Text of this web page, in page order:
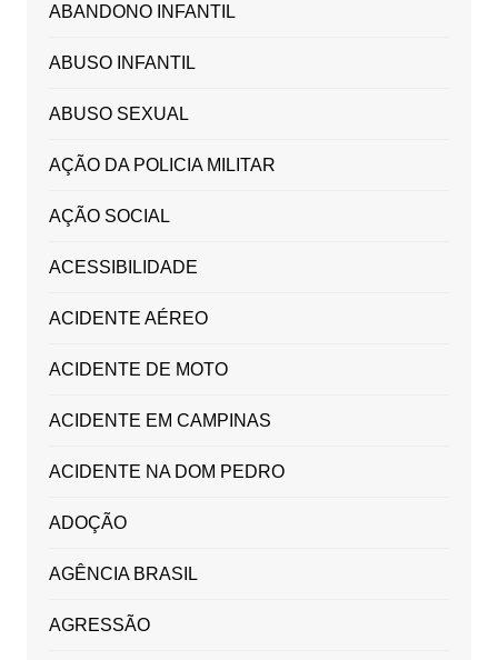
ABANDONO INFANTIL
ABUSO INFANTIL
ABUSO SEXUAL
AÇÃO DA POLICIA MILITAR
AÇÃO SOCIAL
ACESSIBILIDADE
ACIDENTE AÉREO
ACIDENTE DE MOTO
ACIDENTE EM CAMPINAS
ACIDENTE NA DOM PEDRO
ADOÇÃO
AGÊNCIA BRASIL
AGRESSÃO